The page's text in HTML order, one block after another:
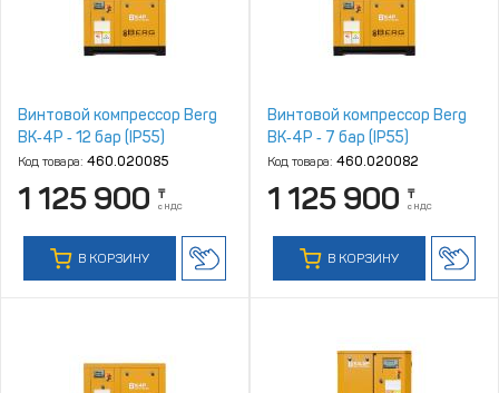
Винтовой компрессор Berg
ВК‑4Р ‑ 12 бар (IP55)
Код товара: 460.020085
1 125 900 ₸
с НДС
В КОРЗИНУ
Винтовой компрессор Berg
ВК‑4Р ‑ 7 бар (IP55)
Код товара: 460.020082
1 125 900 ₸
с НДС
В КОРЗИНУ